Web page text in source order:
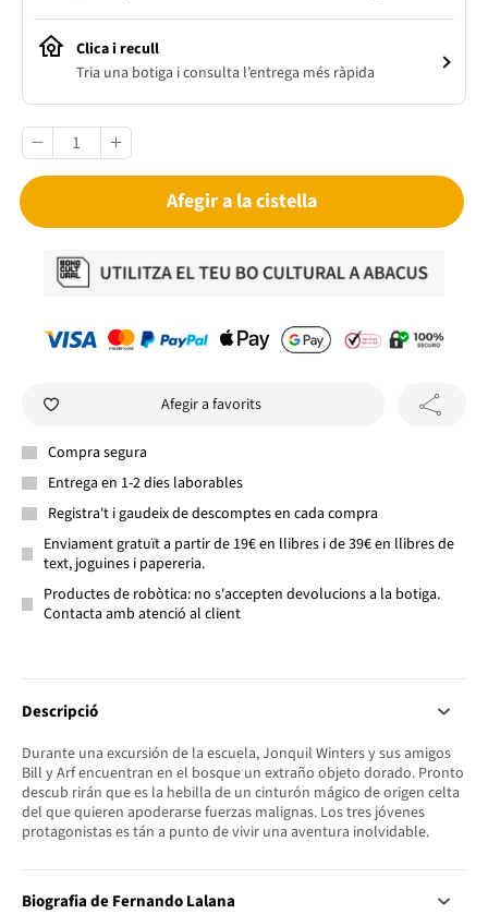
Clica i recull
Tria una botiga i consulta l’entrega més ràpida
Afegir a la cistella
Afegir a favorits
Compra segura
Entrega en 1-2 dies laborables
Registra't i gaudeix de descomptes en cada compra
Enviament gratuït a partir de 19€ en llibres i de 39€ en llibres de
text, joguines i papereria.
Productes de robòtica: no s'accepten devolucions a la botiga.
Contacta amb atenció al client
Descripció
Durante una excursión de la escuela, Jonquil Winters y sus amigos
Bill y Arf encuentran en el bosque un extraño objeto dorado. Pronto
descub rirán que es la hebilla de un cinturón mágico de origen celta
del que quieren apoderarse fuerzas malignas. Los tres jóvenes
protagonistas es tán a punto de vivir una aventura inolvidable.
Biografia de Fernando Lalana